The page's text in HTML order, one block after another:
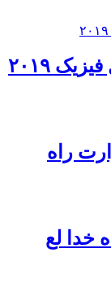
۲۰۱۹
راه
خدا لع